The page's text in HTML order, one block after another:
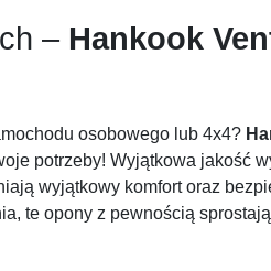
– Hankook
osobowego lub 4x4?
potrzeby! Wyjątkowa jakość
wyjątkowy komfort oraz
te opony z pewnością